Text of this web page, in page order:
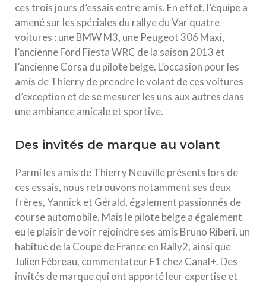
ces trois jours d’essais entre amis. En effet, l’équipe a
amené sur les spéciales du rallye du Var quatre
voitures : une BMW M3, une Peugeot 306 Maxi,
l’ancienne Ford Fiesta WRC de la saison 2013 et
l’ancienne Corsa du pilote belge. L’occasion pour les
amis de Thierry de prendre le volant de ces voitures
d’exception et de se mesurer les uns aux autres dans
une ambiance amicale et sportive.
Des invités de marque au volant
Parmi les amis de Thierry Neuville présents lors de
ces essais, nous retrouvons notamment ses deux
frères, Yannick et Gérald, également passionnés de
course automobile. Mais le pilote belge a également
eu le plaisir de voir rejoindre ses amis Bruno Riberi, un
habitué de la Coupe de France en Rally2, ainsi que
Julien Fébreau, commentateur F1 chez Canal+. Des
invités de marque qui ont apporté leur expertise et